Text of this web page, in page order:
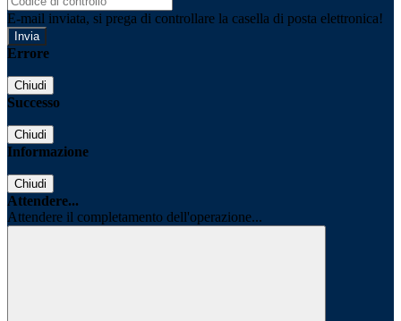
E-mail inviata, si prega di controllare la casella di posta elettronica!
Errore
Chiudi
Successo
Chiudi
Informazione
Chiudi
Attendere...
Attendere il completamento dell'operazione...